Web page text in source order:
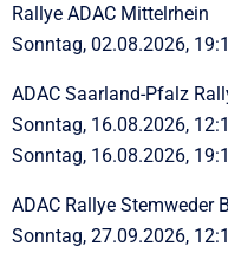
Rallye ADAC Mittelrhein
Sonntag, 02.08.2026,
ADAC Saarland-Pfalz
Sonntag, 16.08.2026,
Sonntag, 16.08.2026,
ADAC Rallye Stemweder
Sonntag, 27.09.2026,